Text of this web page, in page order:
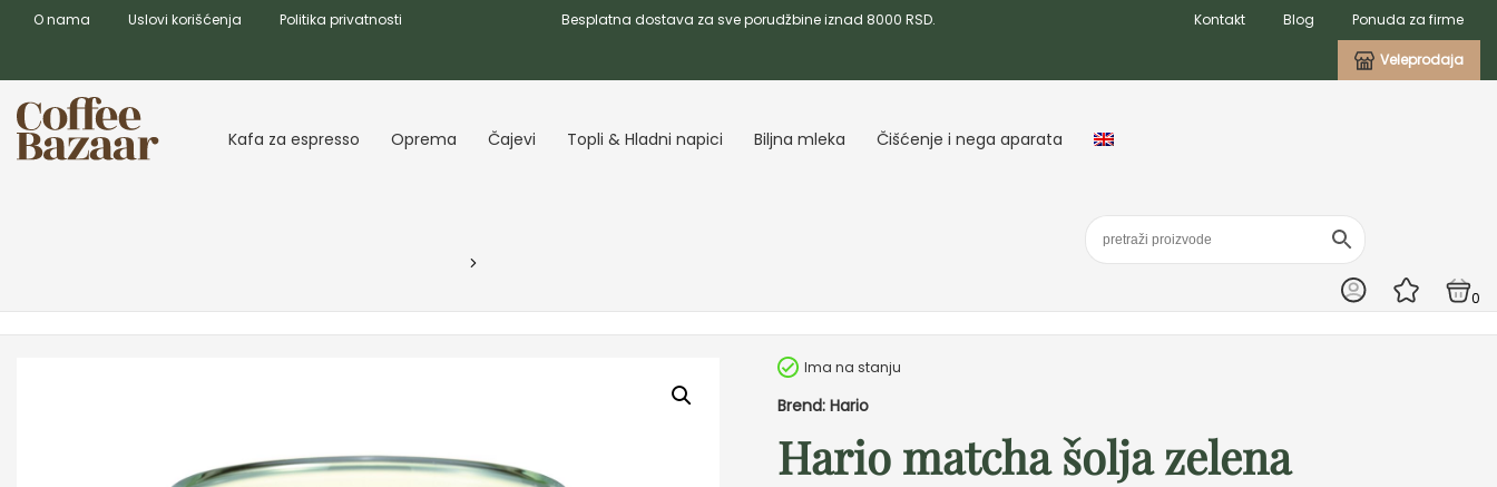
O nama Uslovi korišćenja Politika privatnosti Besplatna dostava za sve porudžbine iznad 8000 RSD. Kontakt Blog Ponuda za firme
Veleprodaja
Kafa za espresso Oprema Čajevi Topli & Hladni napici Biljna mleka Čišćenje i nega aparata
0
Ima na stanju
Brend: Hario
Hario matcha šolja zelena